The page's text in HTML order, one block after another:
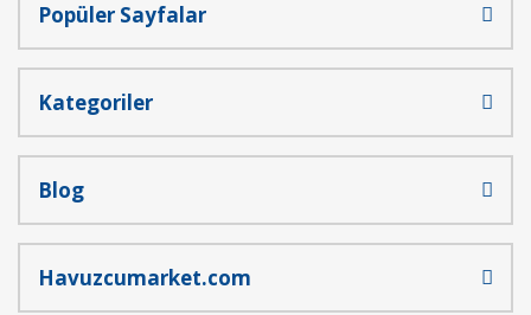
Popüler Sayfalar
Kategoriler
Blog
Havuzcumarket.com